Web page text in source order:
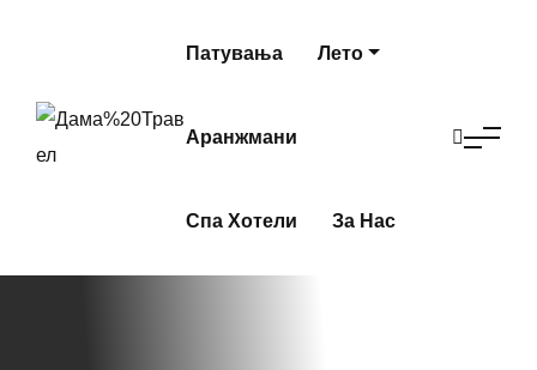
Патувања Лето
Аранжмани
Спа Хотели За Нас